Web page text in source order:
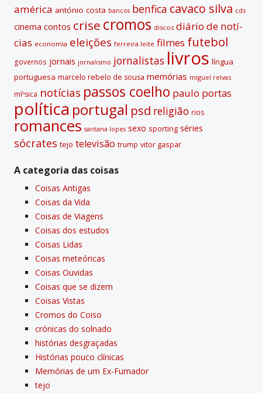
américa antónio costa bancos benfica cavaco silva cds
cinema contos crise cromos discos diário de notí­
cias economia eleições ferreira leite filmes futebol
governos jornais jornalismo jornalistas livros lí­ngua
portuguesa marcelo rebelo de sousa memórias miguel relvas
míºsica notí­cias passos coelho paulo portas
polí­tica portugal psd religião rios
romances santana lopes sexo sporting séries
sócrates tejo televisão trump vitor gaspar
A categoria das coisas
Coisas Antigas
Coisas da Vida
Coisas de Viagens
Coisas dos estudos
Coisas Lidas
Coisas meteóricas
Coisas Ouvidas
Coisas que se dizem
Coisas Vistas
Cromos do Coiso
crónicas do solnado
histórias desgraçadas
Histórias pouco clí­nicas
Memórias de um Ex-Fumador
tejo